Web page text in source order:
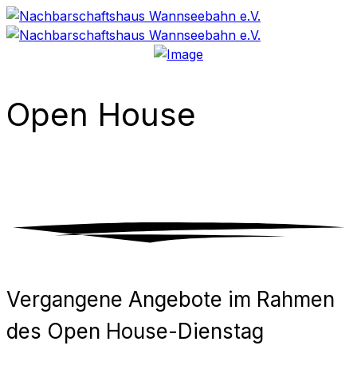
Open House
Vergangene Angebote im Rahmen
des Open House-Dienstag